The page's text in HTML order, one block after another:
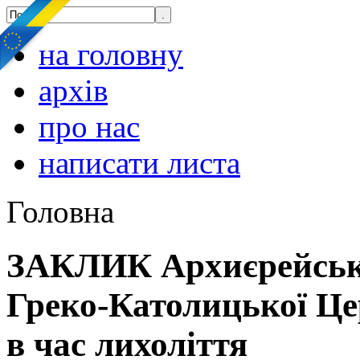
на головну
архів
про нас
написати листа
Головна
ЗАКЛИК
Греко-Католицької
в час лихоліття